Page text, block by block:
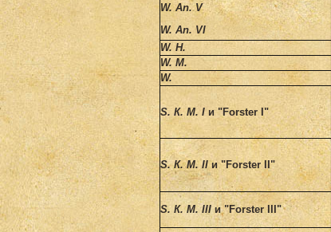
W. An. V
W. An. VI
W. Н.
W. M.
W.
S. К. M. I и "Forster I"
S. К. М. IIи "Forster II"
S. К. М. III и "Forster III"